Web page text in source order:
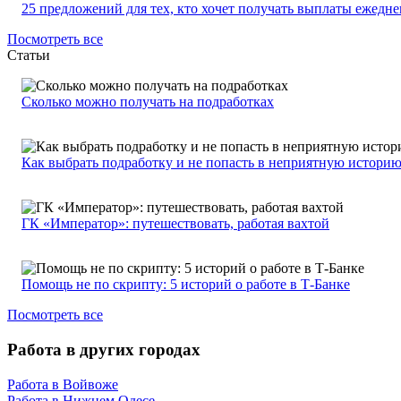
25 предложений для тех, кто хочет получать выплаты
Посмотреть все
Статьи
Сколько можно получать на подработках
Как выбрать подработку и не попасть в неприятную историю
ГК «Император»: путешествовать, работая вахтой
Помощь не по скрипту: 5 историй о работе в Т-Банке
Посмотреть все
Работа в других городах
Работа в Войвоже